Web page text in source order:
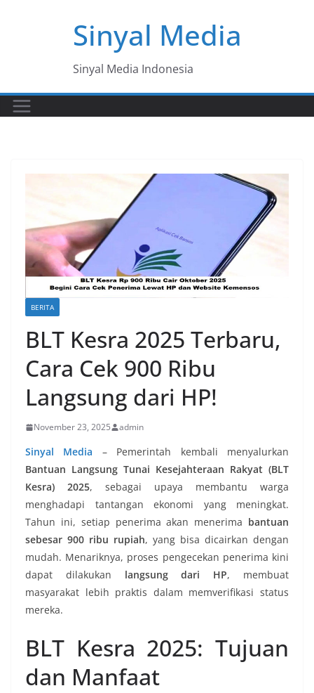
Sinyal Media
Sinyal Media Indonesia
BERITA
BLT Kesra 2025 Terbaru,
Cara Cek 900 Ribu
Langsung dari HP!
November 23, 2025 admin
Sinyal Media – Pemerintah kembali menyalurkan
Bantuan Langsung Tunai Kesejahteraan Rakyat (BLT
Kesra) 2025, sebagai upaya membantu warga
menghadapi tantangan ekonomi yang meningkat.
Tahun ini, setiap penerima akan menerima bantuan
sebesar 900 ribu rupiah, yang bisa dicairkan dengan
mudah. Menariknya, proses pengecekan penerima kini
dapat dilakukan langsung dari HP, membuat
masyarakat lebih praktis dalam memverifikasi status
mereka.
BLT Kesra 2025: Tujuan
dan Manfaat